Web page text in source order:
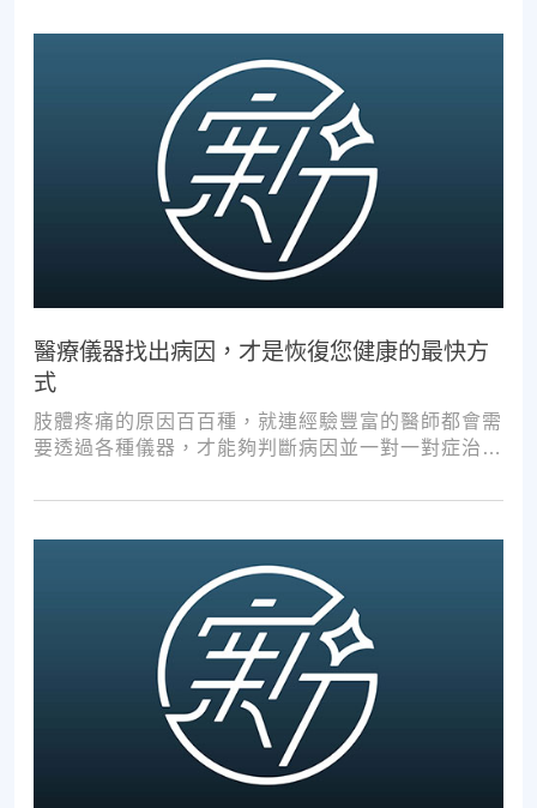
醫療儀器找出病因，才是恢復您健康的最快方
式
肢體疼痛的原因百百種，就連經驗豐富的醫師都會需
要透過各種儀器，才能夠判斷病因並一對一對症治
次推拿、按摩，都難以讓您徹底擺脫不適。